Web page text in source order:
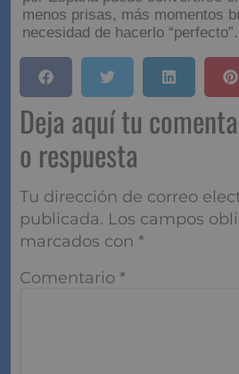
Viajar en
queda es el
pasar tiempo juntos. Con
ritmo flexible y planes sencillos,
por España puede convertirse
menos prisas, más momentos
necesidad de hacerlo “perfecto”.
Deja aquí tu